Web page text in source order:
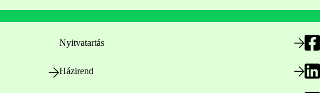
Nyitvatartás
Házirend